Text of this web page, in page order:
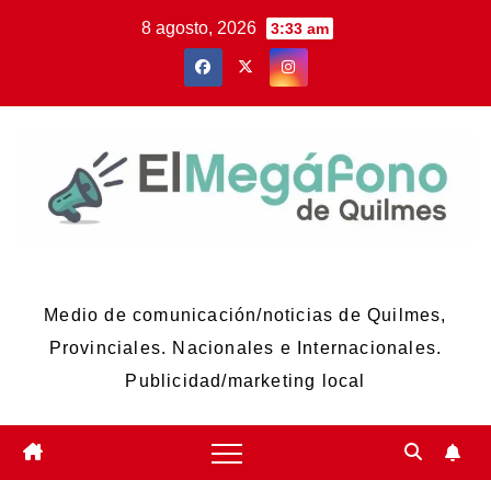
8 agosto, 2026 3:33 am
Medio de comunicación/noticias de Quilmes,
Provinciales. Nacionales e Internacionales.
Publicidad/marketing local